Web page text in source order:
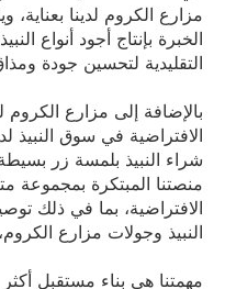
مزارع الكروم لدينا بعناية،
الخبرة بإنتاج أجود أنواع
التقليدية لتحسين جودة
بالإضافة إلى مزارع الكروم
الافتراضية في سوق النبيذ
شراء النبيذ بلمسة زر
منصتنا المبتكرة بمجموعة
الافتراضية، بما في ذلك
النبيذ وجولات مزارع
مهمتنا هي بناء مستقبل أكثر